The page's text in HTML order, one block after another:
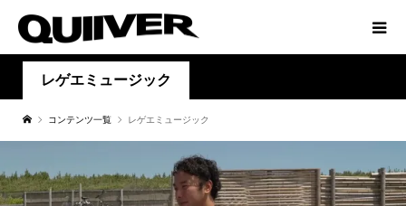
レゲエミュージック
コンテンツ一覧 レゲエミュージック